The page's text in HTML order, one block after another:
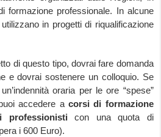
formazione professionale. In alcune
in progetti di riqualificazione
di questo tipo, dovrai fare domanda
e dovrai sostenere un colloquio. Se
oraria per le ore “spese”
accedere acorsi di formazione
professionisti con una quota di
i 600 Euro).